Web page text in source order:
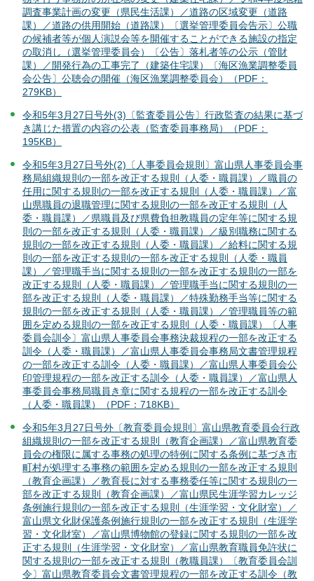
調査事業計画の変更（県民生活課）／道路の区域変更（道路
課）／道路の供用開始（道路課）〔選挙管理委員会告示〕公職
の候補者等が個人演説会等を開催することができる施設の指定
の取消し（選挙管理委員会）〔公告〕落札者等の公示（管財
課）／開発行為の工事完了（建築住宅課）〔海区漁業調整委員
会公告〕公聴会の開催（海区漁業調整委員会）（PDF：
279KB）
令和5年3月27日号外(3)〔監査委員公告〕行政監査の結果に基づ
き講じた措置の内容の公表（監査委員事務局）（PDF：
195KB）
令和5年3月27日号外(2)〔人事委員会規則〕富山県人事委員会事
務局組織規則の一部を改正する規則（人委・職員課）／職員の
任用に関する規則の一部を改正する規則（人委・職員課）／富
山県職員の退職管理に関する規則の一部を改正する規則（人
委・職員課）／県職員及び県費負担教職員の定年等に関する規
則の一部を改正する規則（人委・職員課）／級別職務に関する
規則の一部を改正する規則（人委・職員課）／給料に関する規
則の一部を改正する規則の一部を改正する規則（人委・職員
課）／管理職手当に関する規則の一部を改正する規則の一部を
改正する規則（人委・職員課）／管理職手当に関する規則の一
部を改正する規則（人委・職員課）／特殊勤務手当等に関する
規則の一部を改正する規則（人委・職員課）／管理職員等の範
囲を定める規則の一部を改正する規則（人委・職員課）〔人事
委員会訓令〕富山県人事委員会事務決裁規程の一部を改正する
訓令（人委・職員課）／富山県人事委員会事務局文書管理規程
の一部を改正する訓令（人委・職員課）／富山県人事委員会公
印管理規程の一部を改正する訓令（人委・職員課）／富山県人
事委員会事務局職員き章に関する規程の一部を改正する訓令
（人委・職員課）（PDF：718KB）
令和5年3月27日号外〔教育委員会規則〕富山県教育委員会行政
組織規則の一部を改正する規則（教育企画課）／富山県教育委
員会の権限に属する事務の処理の特例に関する条例に基づき市
町村が処理する事務の範囲を定める規則の一部を改正する規則
（教育企画課）／教育長に対する事務委任等に関する規則の一
部を改正する規則（教育企画課）／富山県民生涯学習カレッジ
条例施行規則の一部を改正する規則（生涯学習・文化財室）／
富山県文化財保護条例施行規則の一部を改正する規則（生涯学
習・文化財室）／富山県博物館の登録に関する規則の一部を改
正する規則（生涯学習・文化財室）／富山県教育職員免許状に
関する規則の一部を改正する規則（教職員課）〔教育委員会訓
令〕富山県教育委員会文書管理規程の一部を改正する訓令（教